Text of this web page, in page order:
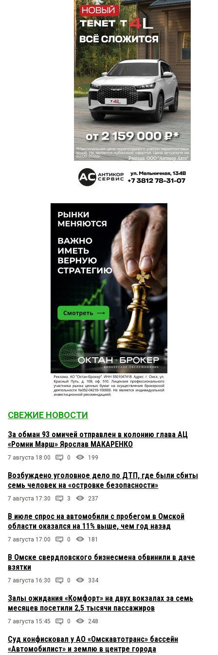
их калечится и гибнет на дорогах — ужас.
3 мая 2014 в 21:50:
безусловно! Но на автомобильных дорогах в
городе не должно быть велосипедов, мокиков,
МОТОЦИКЛОВ!!!!!!!!!!!! НЕ Должно!
николай 3 мая 2014 в 21:04:
так-то солидарен но и велосипедисты в конец
распустились
анатолий 3 мая 2014 в 20:38:
УБИТЬ ЭТУ СКОТИНУ НАДО. пОВЕСИТЬ ПРИ
НАРОДЕ НА СТОЛБЕ. эТО БУДЕТ СПРАВЕДЛИВО
ДЛЯ ПАКОСТИ ЗА РУЛЁМ ЭТОГО фОРДА
3 мая 2014 в 19:59:
Илья 3 мая 2014 в 00:55:
Шоб он здох, изверг проклятый!
СВЕЖИЕ НОВОСТИ
За обман 93 омичей отправлен в колонию глава АЦ
«Ромни Марш» Ярослав МАКАРЕНКО
7 августа 18:00 0 199
Возбуждено уголовное дело по ДТП, где были сбиты
семь человек на «островке безопасности»
7 августа 17:30 3 237
В июле спрос на автомобили с пробегом в Омской
области оказался на 11% выше, чем год назад
7 августа 17:00 0 181
В Омске свердловского бизнесмена обвинили в даче
взятки
7 августа 16:30 0 334
Залы ожидания «Комфорт» на двух вокзалах за семь
месяцев посетили 2,5 тысячи пассажиров
7 августа 15:45 0 248
Суд конфисковал у АО «Омскавтотранс» бассейн
«Автомобилист» и землю в центре города